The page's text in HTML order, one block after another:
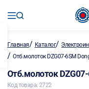
Главная/ Каталог/
/ Отб.молоток DZG07-6SM
Отб.молоток
Код товара: 2722